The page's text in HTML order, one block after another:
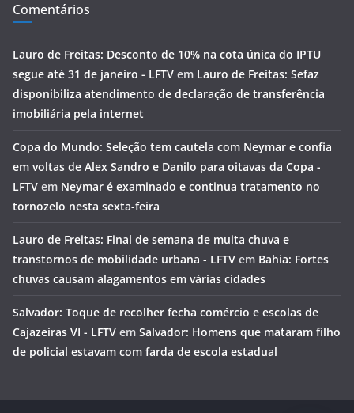
Comentários
Lauro de Freitas: Desconto de 10% na cota única do IPTU
segue até 31 de janeiro - LFTV em Lauro de Freitas: Sefaz
disponibiliza atendimento de declaração de transferência
imobiliária pela internet
Copa do Mundo: Seleção tem cautela com Neymar e confia
em voltas de Alex Sandro e Danilo para oitavas da Copa -
LFTV em Neymar é examinado e continua tratamento no
tornozelo nesta sexta-feira
Lauro de Freitas: Final de semana de muita chuva e
transtornos de mobilidade urbana - LFTV em Bahia: Fortes
chuvas causam alagamentos em várias cidades
Salvador: Toque de recolher fecha comércio e escolas de
Cajazeiras VI - LFTV em Salvador: Homens que mataram filho
de policial estavam com farda de escola estadual